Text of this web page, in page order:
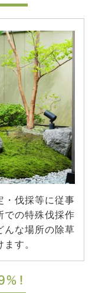
・伐採等に従事
での特殊伐採作
んな場所の除草
す。
！